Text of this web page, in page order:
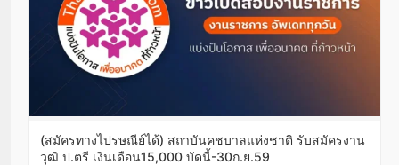
(สมัครทางไปรษณีย์ได้) สถาบันคชบาลแห่งชาติ รับสมัครงาน
วุฒิ ป.ตรี เงินเดือน15,000 บัดนี้-30ก.ย.59